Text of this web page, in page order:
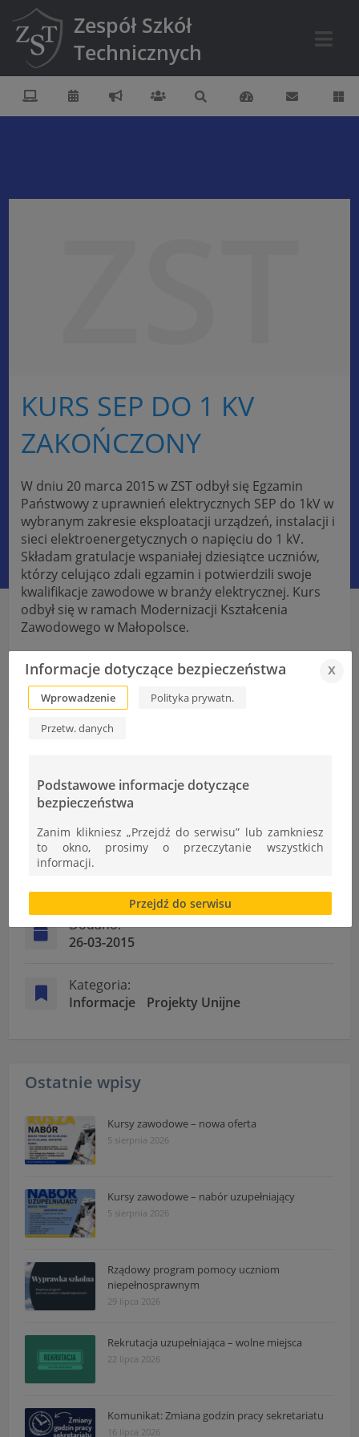
Zespół Szkół
Technicznych
KURS SEP DO 1 KV
ZAKOŃCZONY
W dniu 20 marca 2015 w ZST odbył się Egzamin
Państwowy z uprawnień elektrycznych SEP do 1kV w
wybranym zakresie eksploatacji urządzeń, instalacji i
sieci elektroenergetycznych o napięciu do 1 kV.
Składam gratulacje wspaniałej dziesiątce uczniów,
którzy celująco zdali egzamin i potwierdzili swoje
kwalifikacje zawodowe w branży elektrycznej. Kurs
odbył się w ramach Modernizacji Kształcenia
Zawodowego w Małopolsce.
ZST na Festiwalu Zawodów Kraków 2015
XI Gimnazjum zwycięzcą w turnieju im. J Urbaniaka
Informacje
Autor:
Dodano:
26-03-2015
Kategoria:
Informacje
Projekty Unijne
Ostatnie wpisy
Kursy zawodowe – nowa oferta
5 sierpnia 2026
Kursy zawodowe – nabór uzupełniający
5 sierpnia 2026
Rządowy program pomocy uczniom
niepełnosprawnym
29 lipca 2026
Rekrutacja uzupełniająca – wolne miejsca
22 lipca 2026
Komunikat: Zmiana godzin pracy sekretariatu
16 lipca 2026
Informacje dotyczące bezpieczeństwa x
Wprowadzenie Polityka prywatn.
Przetw. danych
Podstawowe informacje dotyczące
bezpieczeństwa
Zanim klikniesz „Przejdź do serwisu” lub zamkniesz
to okno, prosimy o przeczytanie wszystkich
informacji.
Brak zgody bądź ograniczenie funkcjonalności plików
cookies lub local storage, może utrudnić lub
uniemożliwić korzystanie z Serwisu.
Informacje dotyczące polityki prywatności oraz
czas w sekcji
"Nasza szkoła" > "Bezpieczeństwo"
Przejdź do serwisu